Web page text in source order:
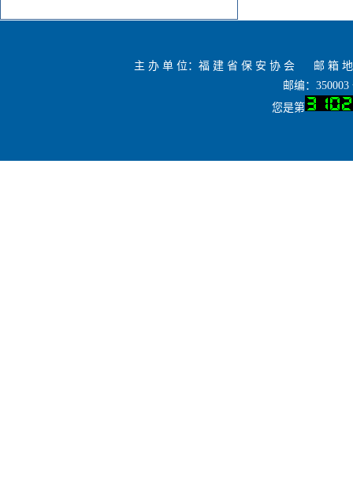
主 办 单 位：福 建 省 保 安 协 会 邮 箱 地
邮编：
您是第